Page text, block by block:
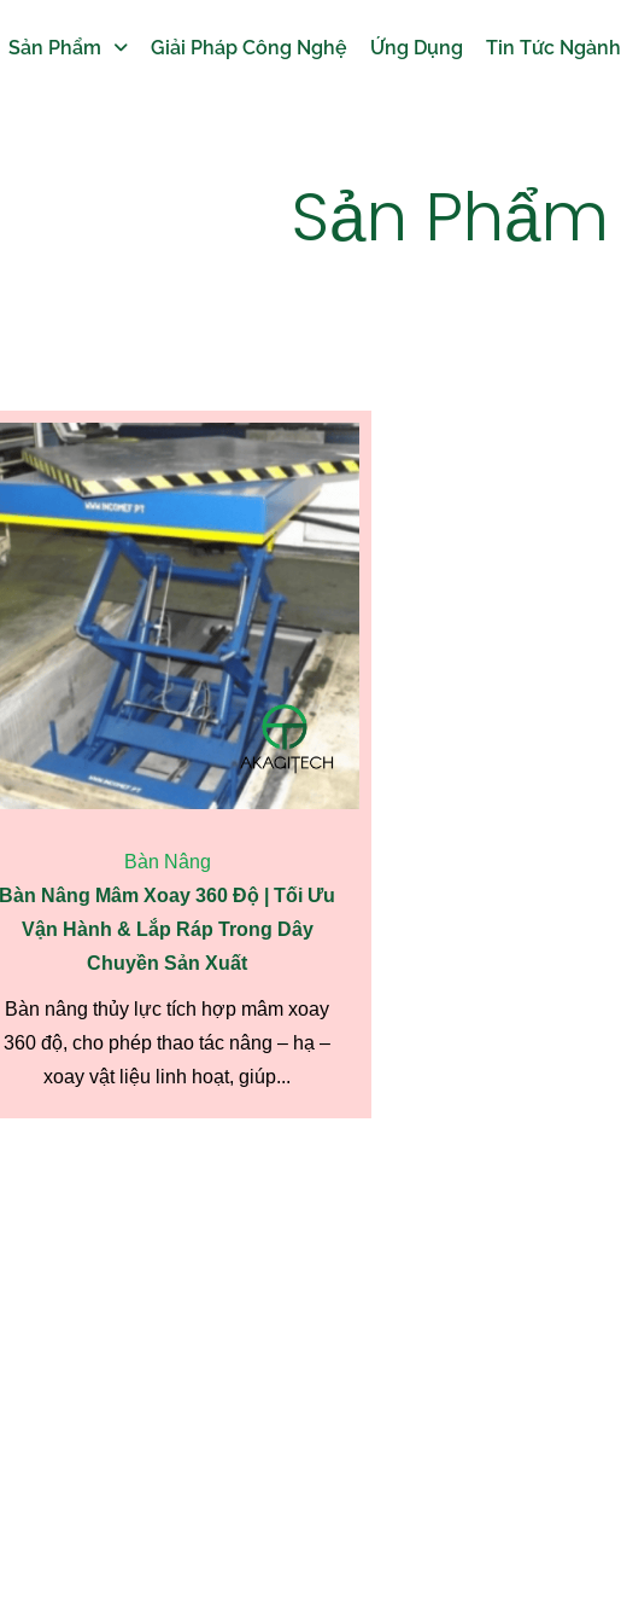
Sản Phẩm Giải Pháp Công Nghệ Ứng Dụng Tin Tức Ngành
Sản Phẩm
Bàn Nâng
Bàn Nâng Mâm Xoay 360 Độ | Tối Ưu
Vận Hành & Lắp Ráp Trong Dây
Chuyền Sản Xuất
Bàn nâng thủy lực tích hợp mâm xoay
360 độ, cho phép thao tác nâng – hạ –
xoay vật liệu linh hoạt, giúp...